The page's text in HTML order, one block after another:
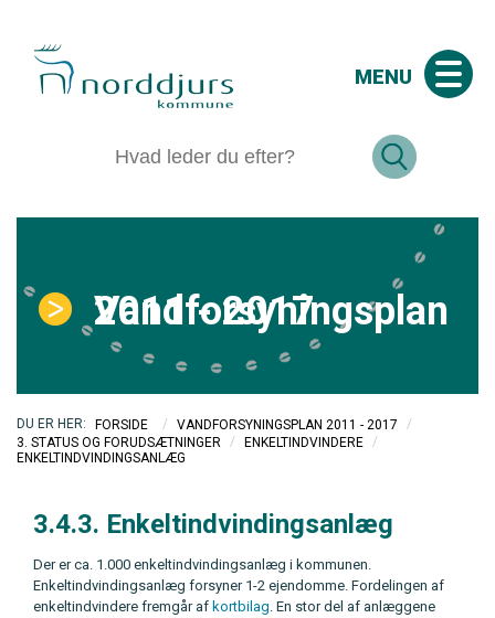
MENU
Vandforsyningsplan 2011 - 2017
FORSIDE / VANDFORSYNINGSPLAN 2011 - 2017
/
3. STATUS OG FORUDSÆTNINGER
/ ENKELTINDVINDERE
/
ENKELTINDVINDINGSANLÆG
3.4.3. Enkeltindvindingsanlæg
Der er ca. 1.000 enkeltindvindingsanlæg i kommunen.
Enkeltindvindingsanlæg forsyner 1-2 ejendomme. Fordelingen af
enkeltindvindere fremgår af kortbilag. En stor del af anlæggene